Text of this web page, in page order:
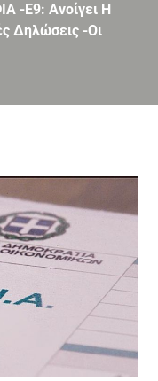
-E9: Ανοίγει Η
Δηλώσεις -Οι